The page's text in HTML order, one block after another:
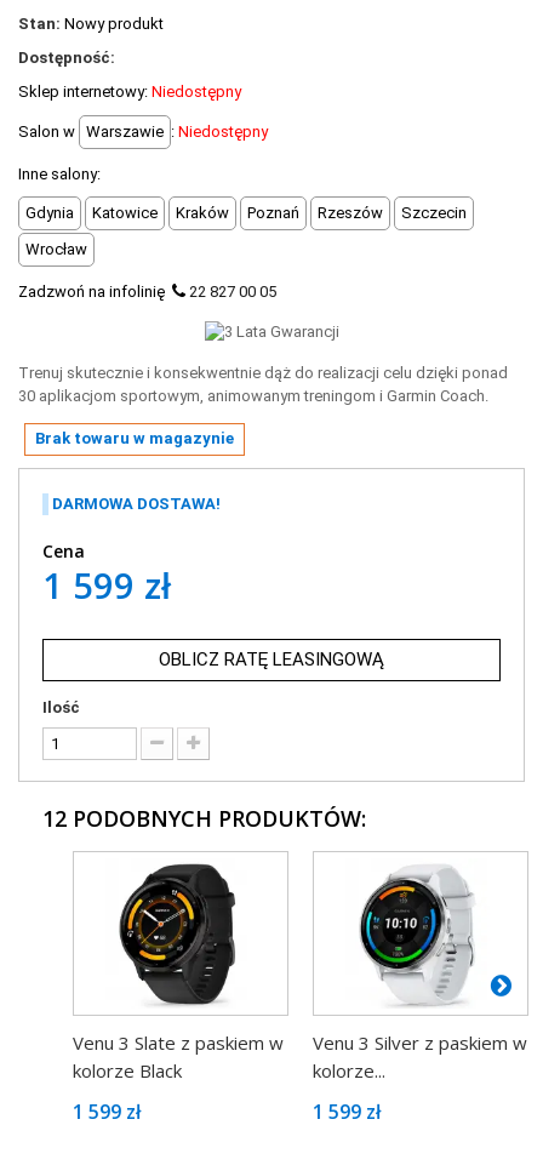
Stan: Nowy produkt
Dostępność:
Sklep internetowy: Niedostępny
Salon w Warszawie : Niedostępny
Inne salony:
Gdynia Katowice Kraków Poznań Rzeszów
Szczecin
Wrocław
Zadzwoń na infolinię 22 827 00 05
Trenuj skutecznie i konsekwentnie dąż do realizacji celu dzięki ponad
30 aplikacjom sportowym, animowanym treningom i Garmin Coach.
Brak towaru w magazynie
DARMOWA DOSTAWA!
Cena
1 599 zł
OBLICZ RATĘ LEASINGOWĄ
Ilość
12 PODOBNYCH PRODUKTÓW:
Venu 3 Slate z paskiem w
kolorze Black
1 599 zł
Venu 3 Silver z paskiem w
kolorze...
1 599 zł